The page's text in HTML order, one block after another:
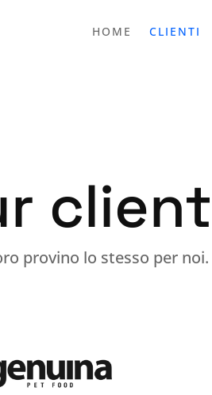
HOME CLIENTI
client
provino lo stesso per noi.